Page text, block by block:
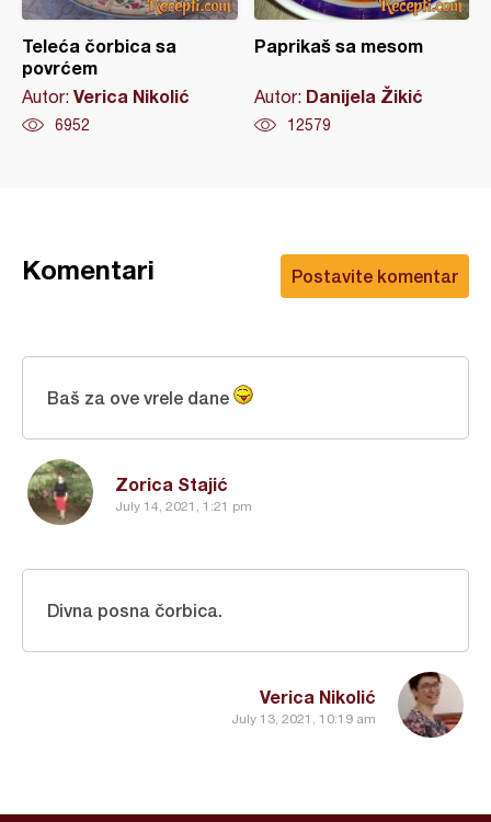
Teleća čorbica sa
povrćem
Autor: Verica Nikolić
6952
Paprikaš sa mesom
Autor: Danijela Žikić
12579
Postavite komentar
Komentari
Zorica Stajić
July 14, 2021, 1:21 pm
Baš za ove vrele dane
Verica Nikolić
July 13, 2021, 10:19 am
Divna posna čorbica.